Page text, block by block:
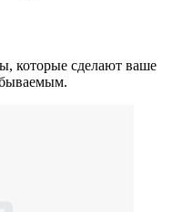
которые сделают ваше